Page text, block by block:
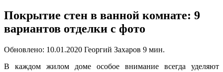
Покрытие стен в ванной комнате: 9
вариантов отделки с фото
Обновлено: 10.01.2020 Георгий Захаров 9 мин.
В каждом жилом доме особое внимание всегда уделяют